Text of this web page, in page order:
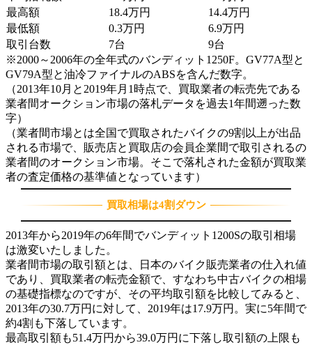
最高額
18.4万円
14.4万円
最低額
0.3万円
6.9万円
取引台数
7台
9台
※2000～2006年の全年式のバンディット1250F。GV77A型と
GV79A型と油冷ファイナルのABSを含んだ数字。
（2013年10月と2019年月1時点で、買取業者の転売先である
業者間オークション市場の落札データを過去1年間遡った数
字）
（業者間市場とは全国で買取されたバイクの9割以上が出品
される市場で、販売店と買取店の会員企業間で取引されるの
業者間のオークション市場。そこで落札された金額が買取業
者の査定価格の基準値となっています）
買取相場は4割ダウン
2013年から2019年の6年間でバンディット1200Sの取引相場
は激変いたしました。
業者間市場の取引額とは、日本のバイク販売業者の仕入れ値
であり、買取業者の転売金額で、すなわち中古バイクの相場
の基礎指標なのですが、その平均取引額を比較してみると、
2013年の30.7万円に対して、2019年は17.9万円。実に5年間で
約4割も下落しています。
最高取引額も51.4万円から39.0万円に下落し取引額の上限も